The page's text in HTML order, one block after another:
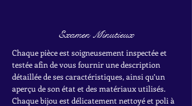
Examen Minutieux
Chaque pièce est soigneusement inspectée et
testée afin de vous fournir une description
détaillée de ses caractéristiques, ainsi qu’un
aperçu de son état et des matériaux utilisés.
Chaque bijou est délicatement nettoyé et poli à